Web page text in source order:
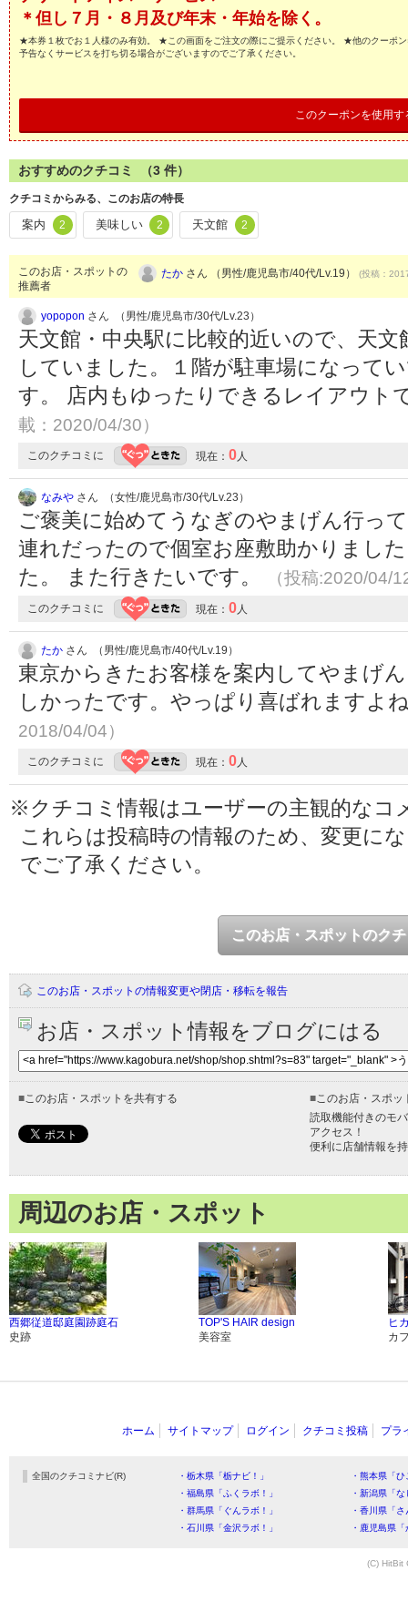
＊但し７月・８月及び年末・年始を除く。
★本券１枚でお１人様のみ有効。 ★この画面をご注文の際にご提示ください。 ★他のクーポ
予告なくサービスを打ち切る場合がございますのでご了承ください。
このクーポンを使用す
おすすめのクチコミ （3 件）
クチコミからみる、このお店の特長
案内 2 美味しい 2 天文館 2
このお店・スポットの
推薦者
たか さん （男性/鹿児島市/40代/Lv.19） (投稿：
yopopon さん （男性/鹿児島市/30代/Lv.23）
天文館・中央駅に比較的近いので、天
していました。１階が駐車場になって
す。 店内もゆったりできるレイアウト
載：2020/04/30）
このクチコミに 現在： 0 人
なみや さん （女性/鹿児島市/30代/Lv.23）
ご褒美に始めてうなぎのやまげん行っ
連れだったので個室お座敷助かりまし
た。 また行きたいです。
（投稿:2020/
このクチコミに 現在： 0 人
たか さん （男性/鹿児島市/40代/Lv.19）
東京からきたお客様を案内してやまげ
しかったです。やっぱり喜ばれますよ
2018/04/04）
このクチコミに 現在： 0 人
※クチコミ情報はユーザーの主観的なコ
これらは投稿時の情報のため、変更に
でご了承ください。
このお店・スポットのク
このお店・スポットの情報変更や閉店・移転を報告
お店・スポット情報をブログにはる
■ このお店・スポットを共有する ■ このお店・スポ
読取機能付きのモ
アクセス！
便利に店舗情報を
周辺のお店・スポット
西郷従道邸庭園跡庭石
史跡
TOP'S HAIR design
美容室
ヒ
カ
ホーム サイトマップ ログイン クチコミ投稿 プラ
全国のクチコミナビ(R) ・栃木県「栃ナビ！」
・熊本県「
・福島県「ふくラボ！」
・新潟県「
・群馬県「ぐんラボ！」
・香川県「
・石川県「金沢ラボ！」
・鹿児島県
(C) HitBit